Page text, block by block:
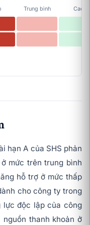
Trung bình Cao
hạn A của SHS phản
mức trên trung bình
hỗ trợ ở mức thấp
cho công ty trong
lực độc lập của công
thanh khoản ở